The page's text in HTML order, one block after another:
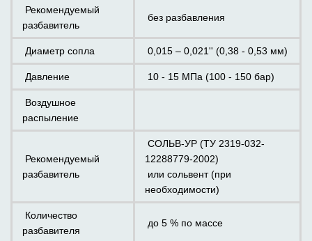
Рекомендуемый
разбавитель
без разбавления
Диаметр сопла 0,015 – 0,021'' (0,38 - 0,53 мм)
Давление 10 - 15 МПа (100 - 150 бар)
Воздушное
распыление
Рекомендуемый
разбавитель
СОЛЬВ-УР (ТУ 2319-032-
12288779-2002)
или сольвент (при
необходимости)
Количество
разбавителя
до 5 % по массе